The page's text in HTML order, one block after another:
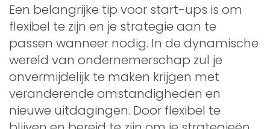
Een belangrijke tip voor start-ups is om
flexibel te zijn en je strategie aan te
passen wanneer nodig. In de dynamische
wereld van ondernemerschap zul je
onvermijdelijk te maken krijgen met
veranderende omstandigheden en
nieuwe uitdagingen. Door flexibel te